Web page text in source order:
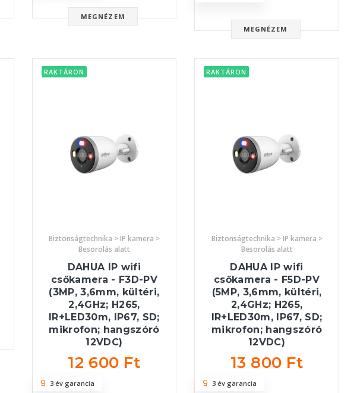
MEGNÉZEM
MEGNÉZEM
RAKTÁRON
Biztonságtechnika > IP kamera >
Besorolás alatt
DAHUA IP wifi
csőkamera - F3D-PV
(3MP, 3,6mm, kültéri,
2,4GHz; H265,
IR+LED30m, IP67, SD;
mikrofon; hangszóró
12VDC)
12 600 Ft
3 év garancia
RAKTÁRON
Biztonságtechnika > IP kamera >
Besorolás alatt
DAHUA IP wifi
csőkamera - F5D-PV
(5MP, 3,6mm, kültéri,
2,4GHz; H265,
IR+LED30m, IP67, SD;
mikrofon; hangszóró
12VDC)
13 800 Ft
3 év garancia